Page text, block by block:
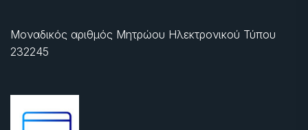
Μοναδικός αριθμός Μητρώου Ηλεκτρονικού Τύπου
232245